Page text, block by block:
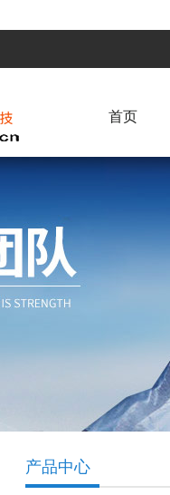
首页
产品中心